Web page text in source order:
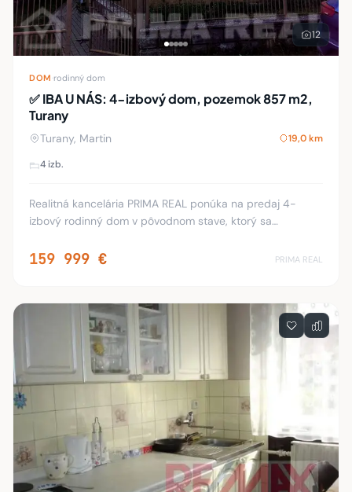
12
DOM rodinný dom
✅ IBA U NÁS: 4-izbový dom, pozemok 857 m2,
Turany
Turany, Martin 19,0 km
4 izb.
Realitná kancelária PRIMA REAL ponúka na predaj 4-
izbový rodinný dom v pôvodnom stave, ktorý sa
murovaný (kvádra, tehla) o zastavanej ploche 102
159 999 € PRIMA REAL